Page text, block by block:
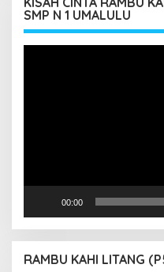
SMP N 1 UMALULU
00:00
RAMBU KAHI LITANG